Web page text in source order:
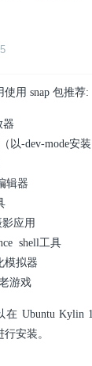
用 snap 包推荐:
器
以-dev-mode安装
辑器
应用
shell工具
模拟器
游戏
在 Ubuntu Kylin
行安装。